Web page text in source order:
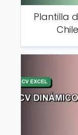
Plantilla